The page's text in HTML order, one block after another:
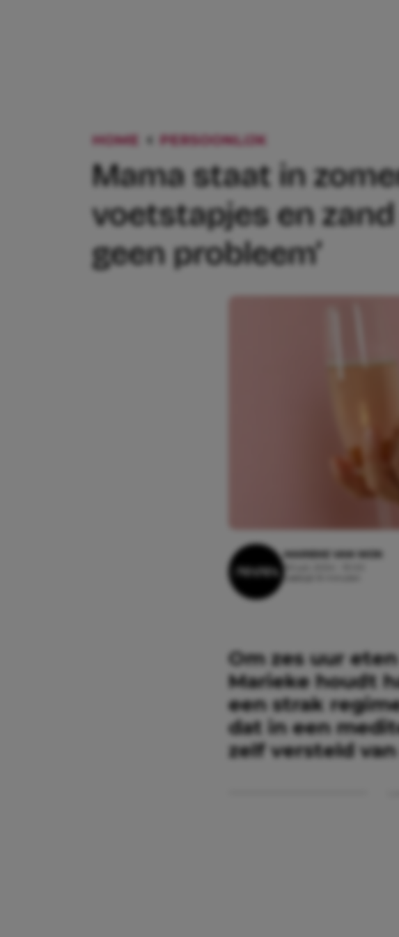
HOME PERSOONLIJK
Mama staat in
voetstapjes en
geen probleem’
MARIEKE VAN WIJK
Om zes uur
Marieke houdt
een strak
dat in een
zelf versteld